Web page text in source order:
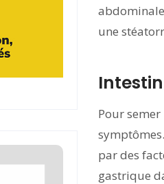
une
Pour
par des
gastrique